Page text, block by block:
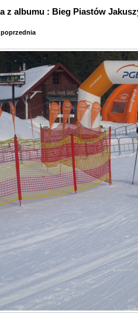
Fotka z albumu : Bieg Piastów
poprzednia